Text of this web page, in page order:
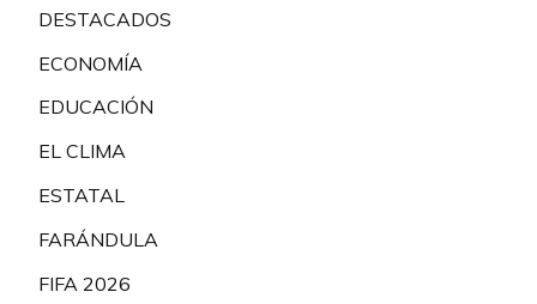
DESTACADOS
ECONOMÍA
EDUCACIÓN
EL CLIMA
ESTATAL
FARÁNDULA
FIFA 2026